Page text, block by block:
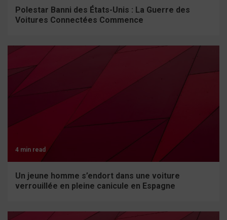
Polestar Banni des États-Unis : La Guerre des
Voitures Connectées Commence
4 min read
Un jeune homme s’endort dans une voiture
verrouillée en pleine canicule en Espagne